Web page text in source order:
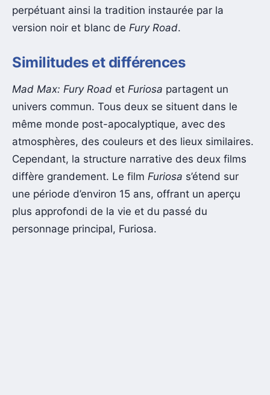
perpétuant ainsi la tradition instaurée par la
version noir et blanc de Fury Road.
Similitudes et différences
Mad Max: Fury Road et Furiosa partagent un
univers commun. Tous deux se situent dans le
même monde post-apocalyptique, avec des
atmosphères, des couleurs et des lieux similaires.
Cependant, la structure narrative des deux films
diffère grandement. Le film Furiosa s’étend sur
une période d’environ 15 ans, offrant un aperçu
plus approfondi de la vie et du passé du
personnage principal, Furiosa.